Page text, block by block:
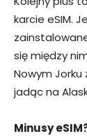
karcie eSIM.
się między
Nowym
jadąc na
Minusy